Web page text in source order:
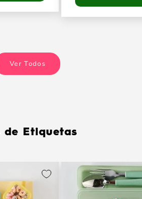
Ver Todos
de Etiquetas